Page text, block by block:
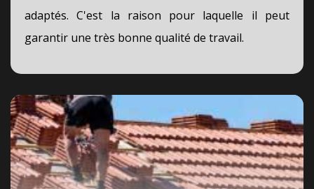
adaptés. C'est la raison pour laquelle il peut
garantir une très bonne qualité de travail.